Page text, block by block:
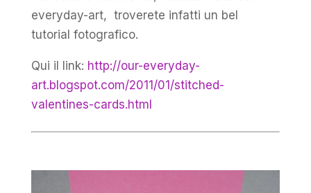
everyday-art, troverete infatti un bel
tutorial fotografico.
Qui il link: http://our-everyday-
art.blogspot.com/2011/01/stitched-
valentines-cards.html